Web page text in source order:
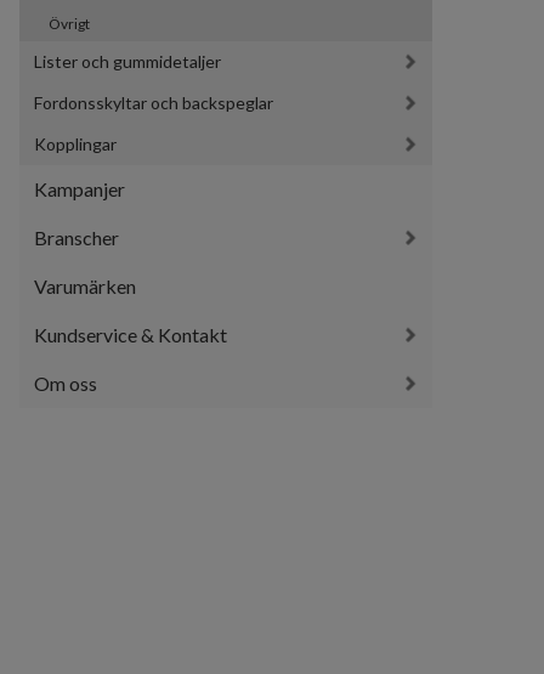
Övrigt
Lister och gummidetaljer
Fordonsskyltar och backspeglar
Kopplingar
Kampanjer
Branscher
Varumärken
Kundservice & Kontakt
Om oss